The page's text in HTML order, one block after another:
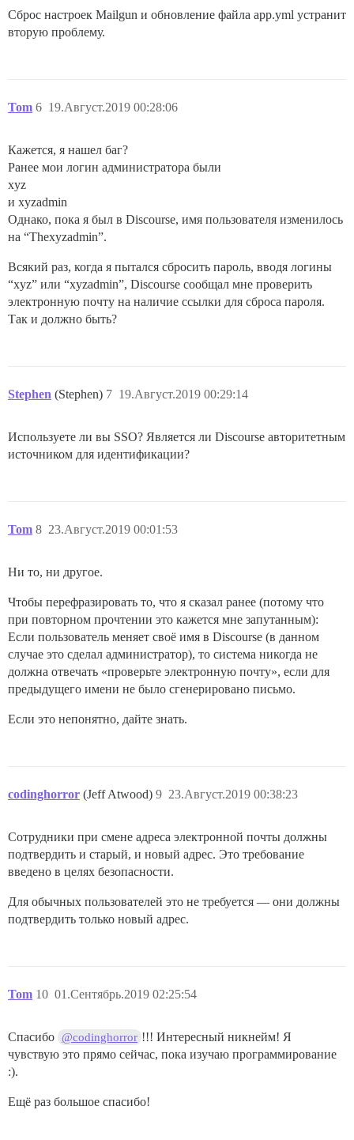
Сброс настроек Mailgun и обновление файла app.yml устранит
вторую проблему.
Tom 19.Август.2019 00:28:06
6
Кажется, я нашел баг?
Ранее мои логин администратора были
xyz
и xyzadmin
Однако, пока я был в Discourse, имя пользователя изменилось
на “Thexyzadmin”.
Всякий раз, когда я пытался сбросить пароль, вводя логины
“xyz” или “xyzadmin”, Discourse сообщал мне проверить
электронную почту на наличие ссылки для сброса пароля.
Так и должно быть?
Stephen (Stephen) 19.Август.2019 00:29:14
7
Используете ли вы SSO? Является ли Discourse авторитетным
источником для идентификации?
Tom 23.Август.2019 00:01:53
8
Ни то, ни другое.
Чтобы перефразировать то, что я сказал ранее (потому что
при повторном прочтении это кажется мне запутанным):
Если пользователь меняет своё имя в Discourse (в данном
случае это сделал администратор), то система никогда не
должна отвечать «проверьте электронную почту», если для
предыдущего имени не было сгенерировано письмо.
Если это непонятно, дайте знать.
codinghorror (Jeff Atwood) 23.Август.2019 00:38:23
9
Сотрудники при смене адреса электронной почты должны
подтвердить и старый, и новый адрес. Это требование
введено в целях безопасности.
Для обычных пользователей это не требуется — они должны
подтвердить только новый адрес.
Tom 01.Сентябрь.2019 02:25:54
10
Спасибо @codinghorror !!! Интересный никнейм! Я
чувствую это прямо сейчас, пока изучаю программирование
:).
Ещё раз большое спасибо!